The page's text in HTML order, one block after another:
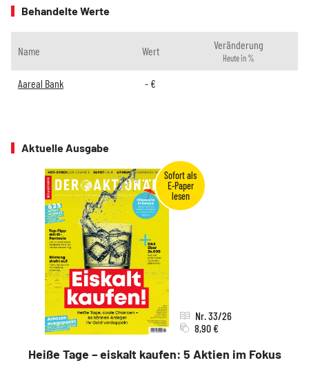
Behandelte Werte
Name Wert Veränderung
Heute in %
Aareal Bank - €
Aktuelle Ausgabe
Heiße Tage – eiskalt kaufen: 5 Aktien im Fokus
Nr. 33/26
8,90 €